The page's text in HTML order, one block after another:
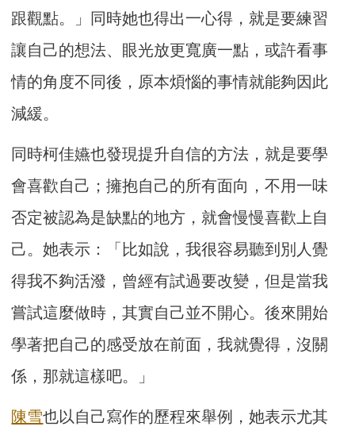
跟觀點。」同時她也得出一心得，就是要練習
讓自己的想法、眼光放更寬廣一點，或許看事
情的角度不同後，原本煩惱的事情就能夠因此
減緩。
同時柯佳嬿也發現提升自信的方法，就是要學
會喜歡自己；擁抱自己的所有面向，不用一味
否定被認為是缺點的地方，就會慢慢喜歡上自
己。她表示：「比如說，我很容易聽到別人覺
得我不夠活潑，曾經有試過要改變，但是當我
嘗試這麼做時，其實自己並不開心。後來開始
學著把自己的感受放在前面，我就覺得，沒關
係，那就這樣吧。」
陳雪也以自己寫作的歷程來舉例，她表示尤其